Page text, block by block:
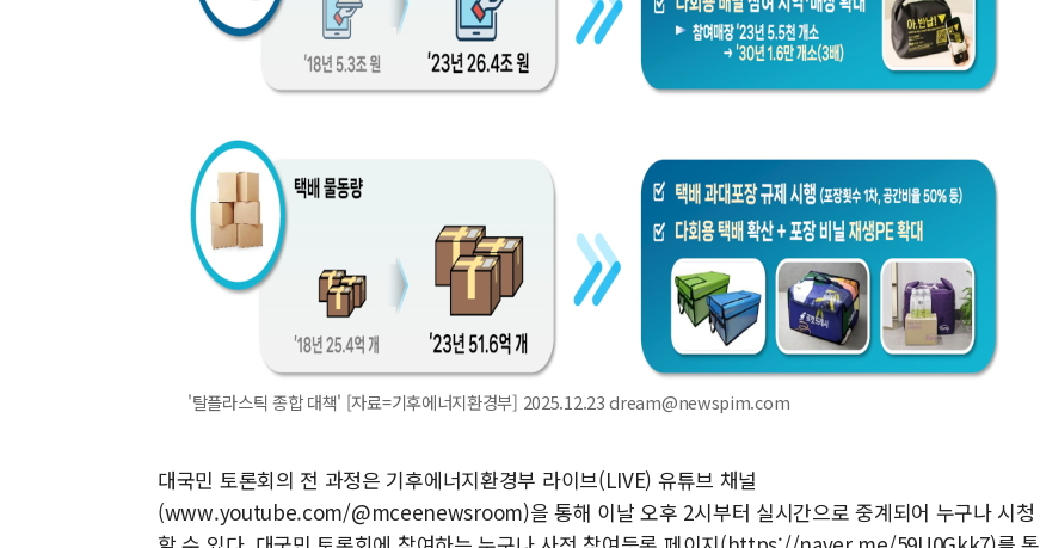
'탈플라스틱 종합 대책' [자료=기후에너지환경부] 2025.12.23 dream@newspim.com
대국민 토론회의 전 과정은 기후에너지환경부 라이브(LIVE) 유튜브 채널
(www.youtube.com/@mceenewsroom)을 통해 이날 오후 2시부터 실시간으로 중계되어 누구나 시청